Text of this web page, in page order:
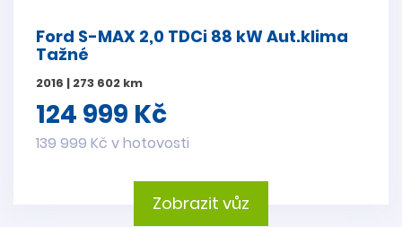
Ford S-MAX 2,0 TDCi 88 kW Aut.klima
Tažné
2016 | 273 602 km
124 999 Kč
139 999 Kč v hotovosti
Zobrazit vůz